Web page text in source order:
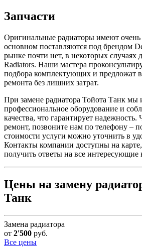
Запчасти
Оригинальные радиаторы имеют
основном поставляются под брендом
рынке почти нет, в некоторых случаях
Radiators. Наши мастера
подбора комплектующих и предложат
ремонта без лишних затрат.
При замене радиатора Тойота Танк мы
профессиональное оборудование и
качества, что гарантирует надежность.
ремонт, позвоните нам по телефону –
стоимости услуги можно уточнить в
Контакты компании доступны на
получить ответы на все интересующие
Цены на замену
Танк
Замена радиатора
от 2'500 руб.
Все цены